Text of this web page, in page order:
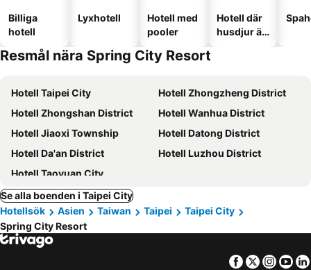
Billiga
hotell
Lyxhotell
Hotell med
pooler
Hotell där
husdjur är
Resmål nära Spring City Resort
Hotell Taipei City
Hotell Zhongzheng District
Hotell Zhongshan District
Hotell Wanhua District
Hotell Jiaoxi Township
Hotell Datong District
Hotell Da'an District
Hotell Luzhou District
Hotell Taoyuan City
Se alla boenden i Taipei City
Hotellsök
Asien Taiwan Taipei
Taipei City
Spring City Resort
Facebook
Twitter